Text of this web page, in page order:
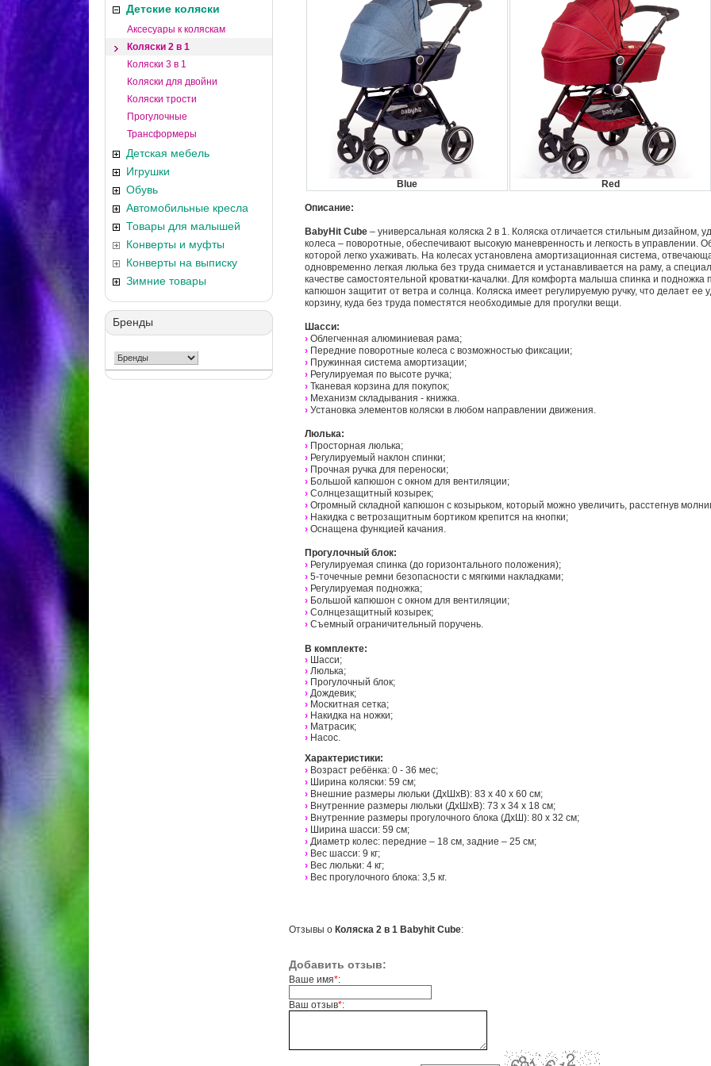
Детские коляски
Аксесуары к коляскам
Коляски 2 в 1
Коляски 3 в 1
Коляски для двойни
Коляски трости
Прогулочные
Трансформеры
Детская мебель
Игрушки
Обувь
Автомобильные кресла
Товары для малышей
Конверты и муфты
Конверты на выписку
Зимние товары
Бренды
Blue Red
Описание:
BabyHit Cube – универсальная коляска 2 в 1. Коляска отличается стильным дизайном,
колеса – поворотные, обеспечивают высокую маневренность и легкость в управлении.
которой легко ухаживать. На колесах установлена амортизационная система,
одновременно легкая люлька без труда снимается и устанавливается на раму, а
качестве самостоятельной кроватки-качалки. Для комфорта малыша спинка и подножка
капюшон защитит от ветра и солнца. Коляска имеет регулируемую ручку, что делает ее
корзину, куда без труда поместятся необходимые для прогулки вещи.
Шасси:
› Облегченная алюминиевая рама;
› Передние поворотные колеса с возможностью фиксации;
› Пружинная система амортизации;
› Регулируемая по высоте ручка;
› Тканевая корзина для покупок;
› Механизм складывания - книжка.
› Установка элементов коляски в любом направлении движения.
Люлька:
› Просторная люлька;
› Регулируемый наклон спинки;
› Прочная ручка для переноски;
› Большой капюшон с окном для вентиляции;
› Солнцезащитный козырек;
› Огромный складной капюшон с козырьком, который можно увеличить, расстегнув
› Накидка с ветрозащитным бортиком крепится на кнопки;
› Оснащена функцией качания.
Прогулочный блок:
› Регулируемая спинка (до горизонтального положения);
› 5-точечные ремни безопасности с мягкими накладками;
› Регулируемая подножка;
› Большой капюшон с окном для вентиляции;
› Солнцезащитный козырек;
› Съемный ограничительный поручень.
В комплекте:
› Шасси;
› Люлька;
› Прогулочный блок;
› Дождевик;
› Москитная сетка;
› Накидка на ножки;
› Матрасик;
› Насос.
Характеристики:
› Возраст ребёнка: 0 - 36 мес;
› Ширина коляски: 59 см;
› Внешние размеры люльки (ДхШхВ): 83 х 40 х 60 см;
› Внутренние размеры люльки (ДхШхВ): 73 х 34 х 18 см;
› Внутренние размеры прогулочного блока (ДхШ): 80 х 32 см;
› Ширина шасси: 59 см;
› Диаметр колес: передние – 18 см, задние – 25 см;
› Вес шасси: 9 кг;
› Вес люльки: 4 кг;
› Вес прогулочного блока: 3,5 кг.
Отзывы о Коляска 2 в 1 Babyhit Cube:
Добавить отзыв:
Ваше имя*:
Ваш отзыв*: